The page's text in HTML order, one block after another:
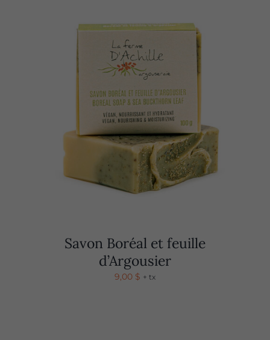
Savon Boréal et feuille
d’Argousier
9,00 $ + tx